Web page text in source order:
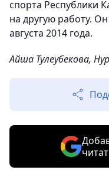
спорта Республики
на другую работу.
августа 2014 года.
Айша Тулеубекова,